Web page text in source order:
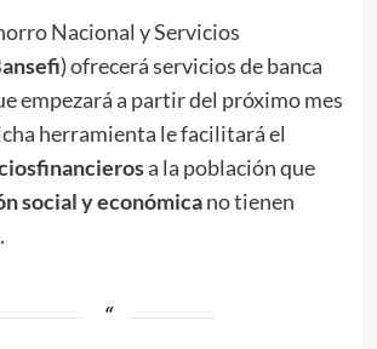
Nacional y Servicios
) ofrecerá servicios de banca
empezará a partir del próximo mes
herramienta le facilitará el
financierosa la población que
social y económicano tienen